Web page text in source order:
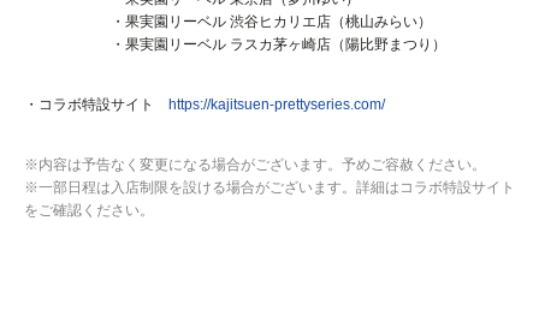
・果実園リーベル 渋谷ヒカリエ店（桃山みらい）
・果実園リーベル ラスカ茅ヶ崎店（陽比野まつり）
・コラボ特設サイト https://kajitsuen-prettyseries.com/
※内容は予告なく変更になる場合がございます。予めご容赦ください。
※一部日程は入店制限を設ける場合がございます。詳細はコラボ特設サイト
をご確認ください。